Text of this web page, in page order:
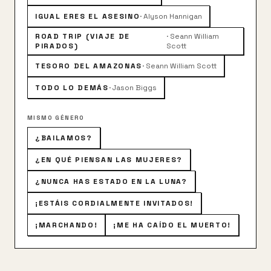
Jim y Michelle intentan llegar al altar sanos y salvos.
IGUAL ERES EL ASESINO·Alyson Hannigan
ROAD TRIP (VIAJE DE
PIRADOS)
· Seann William
Scott
TESORO DEL AMAZONAS· Seann William Scott
TODO LO DEMÁS·Jason Biggs
MISMO GÉNERO
¿BAILAMOS?
¿EN QUÉ PIENSAN LAS MUJERES?
¿NUNCA HAS ESTADO EN LA LUNA?
¡ESTÁIS CORDIALMENTE INVITADOS!
¡MARCHANDO! ¡ME HA CAÍDO EL MUERTO!